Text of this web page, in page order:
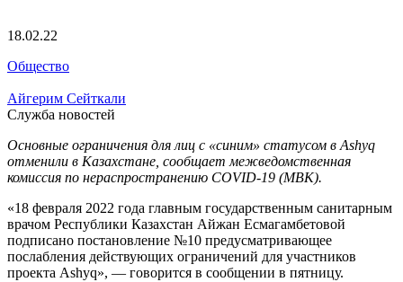
18.02.22
Общество
Айгерим Сейткали
Служба новостей
Основные ограничения для лиц с «синим» статусом в Ashyq
отменили в Казахстане, сообщает межведомственная
комиссия по нераспространению COVID-19 (МВК).
«18 февраля 2022 года главным государственным санитарным
врачом Республики Казахстан Айжан Есмагамбетовой
подписано постановление №10 предусматривающее
послабления действующих ограничений для участников
проекта Ashyq», — говорится в сообщении в пятницу.